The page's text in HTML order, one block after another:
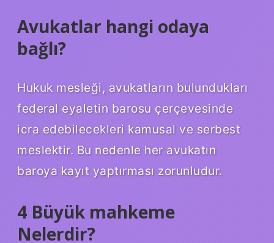
Avukatlar hangi odaya
bağlı?
Hukuk mesleği, avukatların bulundukları
federal eyaletin barosu çerçevesinde
icra edebilecekleri kamusal ve serbest
meslektir. Bu nedenle her avukatın
baroya kayıt yaptırması zorunludur.
4 Büyük mahkeme
Nelerdir?